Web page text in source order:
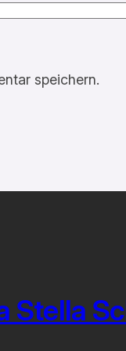
speichern.
Stella